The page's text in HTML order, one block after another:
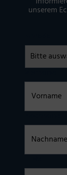
unserem